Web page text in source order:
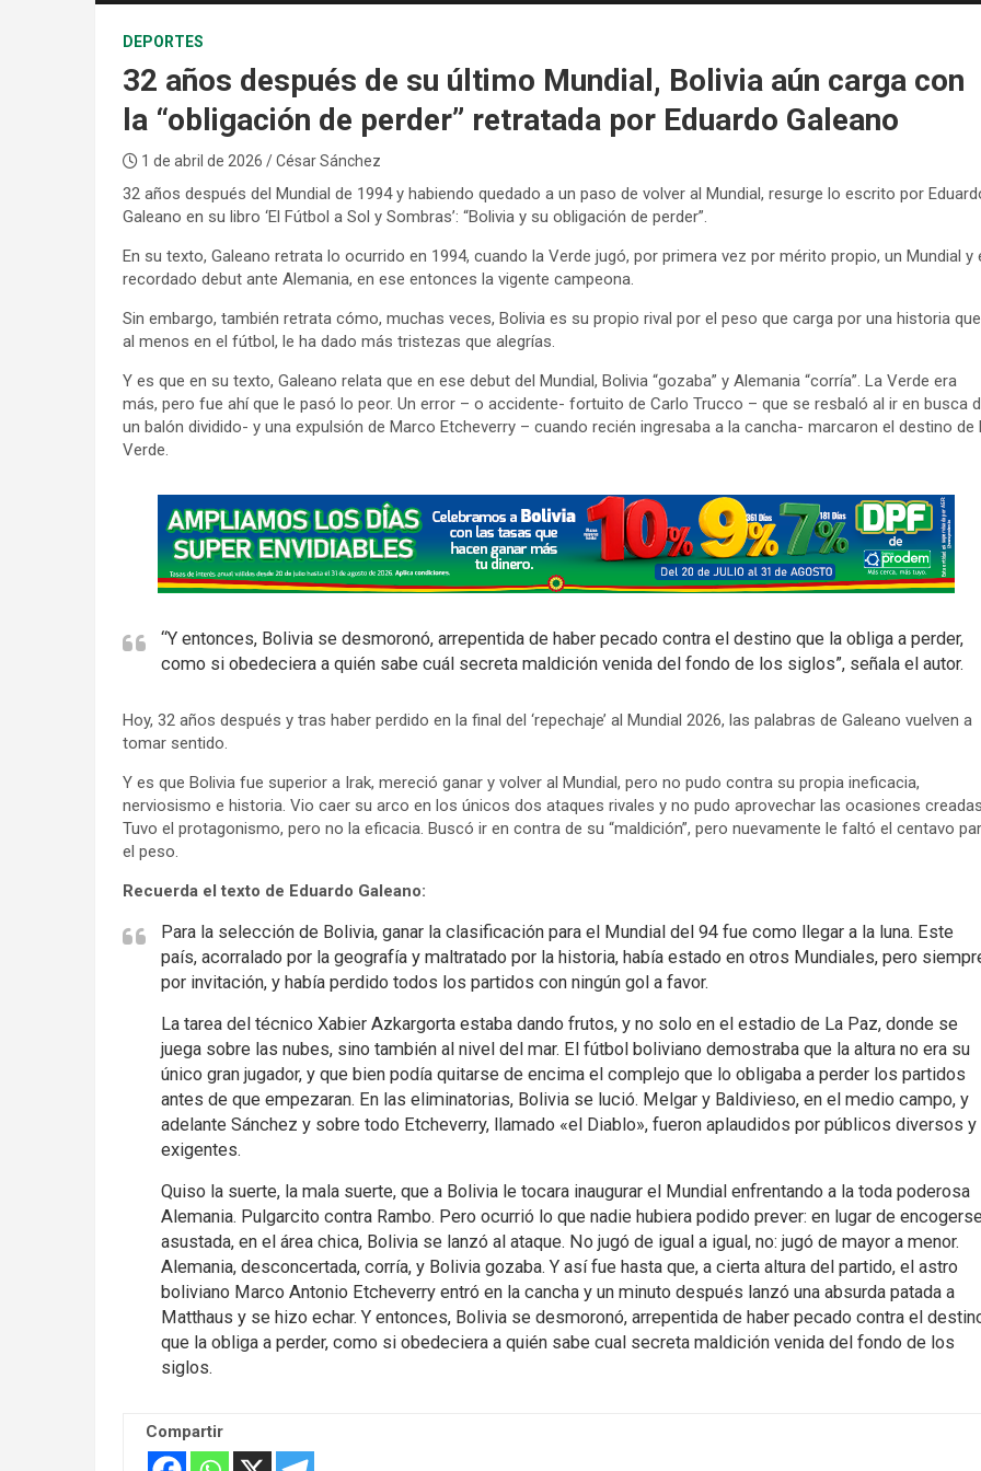
DEPORTES
32 años después de su último Mundial, Bolivia aún carga con
la “obligación de perder” retratada por Eduardo Galeano
1 de abril de 2026 / César Sánchez
32 años después del Mundial de 1994 y habiendo quedado a un paso de volver al Mundial, resurge lo escrito por
Galeano en su libro ‘El Fútbol a Sol y Sombras’: “Bolivia y su obligación de perder”.
En su texto, Galeano retrata lo ocurrido en 1994, cuando la Verde jugó, por primera vez por mérito propio, un Mundial y
recordado debut ante Alemania, en ese entonces la vigente campeona.
Sin embargo, también retrata cómo, muchas veces, Bolivia es su propio rival por el peso que carga por una historia
al menos en el fútbol, le ha dado más tristezas que alegrías.
Y es que en su texto, Galeano relata que en ese debut del Mundial, Bolivia “gozaba” y Alemania “corría”. La Verde era
más, pero fue ahí que le pasó lo peor. Un error – o accidente- fortuito de Carlo Trucco – que se resbaló al ir en busca
un balón dividido- y una expulsión de Marco Etcheverry – cuando recién ingresaba a la cancha- marcaron el destino de
Verde.
t
e
e
n
t
“Y entonces, Bolivia se desmoronó, arrepentida de haber pecado contra el destino que la obliga a perder,
como si obedeciera a quién sabe cuál secreta maldición venida del fondo de los siglos”, señala el autor.
Hoy, 32 años después y tras haber perdido en la final del ‘repechaje’ al Mundial 2026, las palabras de Galeano vuelven a
tomar sentido.
Y es que Bolivia fue superior a Irak, mereció ganar y volver al Mundial, pero no pudo contra su propia ineficacia,
nerviosismo e historia. Vio caer su arco en los únicos dos ataques rivales y no pudo aprovechar las ocasiones
Tuvo el protagonismo, pero no la eficacia. Buscó ir en contra de su “maldición”, pero nuevamente le faltó el centavo
el peso.
Recuerda el texto de Eduardo Galeano:
Para la selección de Bolivia, ganar la clasificación para el Mundial del 94 fue como llegar a la luna. Este
país, acorralado por la geografía y maltratado por la historia, había estado en otros Mundiales, pero
por invitación, y había perdido todos los partidos con ningún gol a favor.
La tarea del técnico Xabier Azkargorta estaba dando frutos, y no solo en el estadio de La Paz, donde se
juega sobre las nubes, sino también al nivel del mar. El fútbol boliviano demostraba que la altura no era su
único gran jugador, y que bien podía quitarse de encima el complejo que lo obligaba a perder los partidos
antes de que empezaran. En las eliminatorias, Bolivia se lució. Melgar y Baldivieso, en el medio campo, y
adelante Sánchez y sobre todo Etcheverry, llamado «el Diablo», fueron aplaudidos por públicos diversos y
exigentes.
Quiso la suerte, la mala suerte, que a Bolivia le tocara inaugurar el Mundial enfrentando a la toda poderosa
Alemania. Pulgarcito contra Rambo. Pero ocurrió lo que nadie hubiera podido prever: en lugar de
asustada, en el área chica, Bolivia se lanzó al ataque. No jugó de igual a igual, no: jugó de mayor a menor.
Alemania, desconcertada, corría, y Bolivia gozaba. Y así fue hasta que, a cierta altura del partido, el astro
boliviano Marco Antonio Etcheverry entró en la cancha y un minuto después lanzó una absurda patada a
Matthaus y se hizo echar. Y entonces, Bolivia se desmoronó, arrepentida de haber pecado contra el
que la obliga a perder, como si obedeciera a quién sabe cual secreta maldición venida del fondo de los
siglos.
Compartir